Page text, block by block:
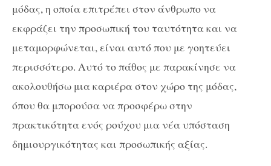
μόδας, η οποία επιτρέπει στον άνθρωπο να
εκφράζει την προσωπική του ταυτότητα και να
μεταμορφώνεται, είναι αυτό που με γοητεύει
περισσότερο. Αυτό το πάθος με παρακίνησε να
ακολουθήσω μια καριέρα στον χώρο της μόδας,
όπου θα μπορούσα να προσφέρω στην
πρακτικότητα ενός ρούχου μια νέα υπόσταση
δημιουργικότητας και προσωπικής αξίας.